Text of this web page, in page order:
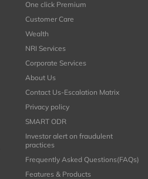
One click Premium
Customer Care
Wealth
NRI Services
Corporate Services
About Us
Contact Us-Escalation Matrix
Privacy policy
SMART ODR
Investor alert on fraudulent
practices
Frequently Asked Questions(FAQs)
Features & Products